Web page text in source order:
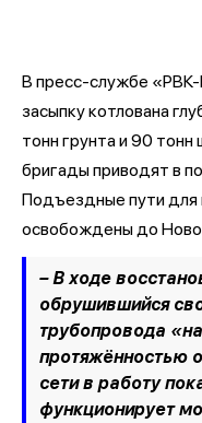
В пресс-службе «РВК-
засыпку котлована
тонн грунта и 90
бригады приводят в
Подъездные пути
освобождены до
– В ходе
обрушившийся
трубопровода
протяжённостью
сети в работу
функционирует